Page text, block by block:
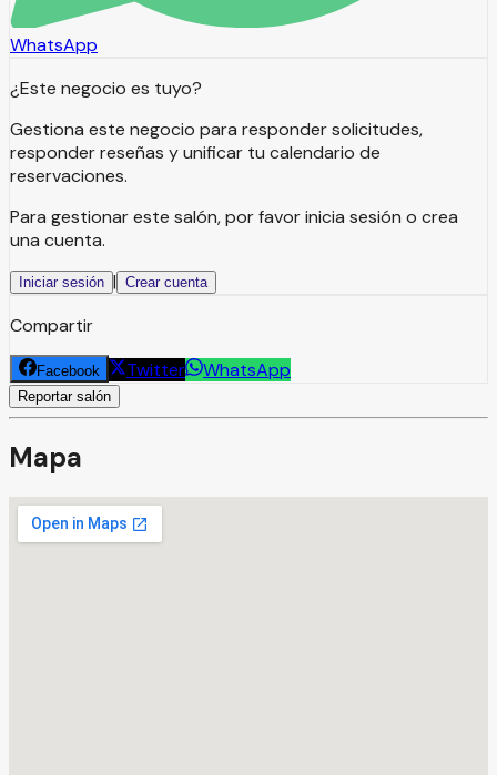
WhatsApp
¿Este negocio es tuyo?
Gestiona este negocio para responder solicitudes,
responder reseñas y unificar tu calendario de
reservaciones.
Para gestionar este salón, por favor inicia sesión o crea
una cuenta.
Iniciar sesión | Crear cuenta
Compartir
Facebook Twitter WhatsApp
Reportar salón
Mapa